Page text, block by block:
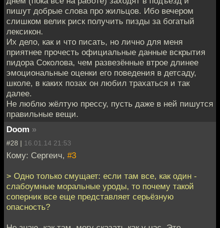
пишут добрые слова про жильцов. Ибо вечером
слишком велик риск получить пизды за богатый
лексикон.
Их дело, как и что писать, но лично для меня
приятнее прочесть официальные данные вскрытия
пидора Соколова, чем развезённые втрое длинее
эмоциональные оценки его поведения в детсаду,
школе, в каких позах он любил трахаться и так
далее.
Не люблю жёлтую прессу, пусть даже в ней пишутся
правильные вещи.
Doom »
#28 | 16.01.14 21:53
Кому: Сергеич, #3
> Одно только смущает: если там все, как один -
слабоумные моральные уроды, то почему такой
соперник все еще представляет серьёзную
опасность?